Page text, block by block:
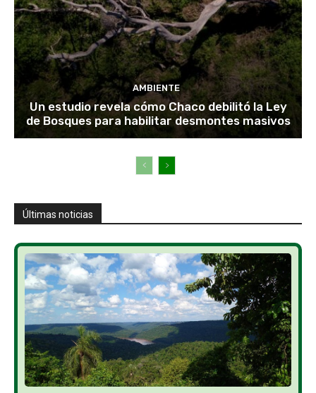
AMBIENTE
Un estudio revela cómo Chaco debilitó la Ley
de Bosques para habilitar desmontes masivos
Últimas noticias